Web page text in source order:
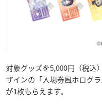
対象グッズを5,000円（税込
ザインの「入場券風ホログ
が1枚もらえます。